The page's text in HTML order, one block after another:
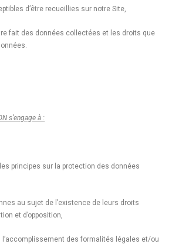
d’être recueillies sur notre Site,
fait des données collectées et les droits que
s’engage à :
principes sur la protection des données
au sujet de l’existence de leurs droits
et d’opposition,
des formalités légales et/ou